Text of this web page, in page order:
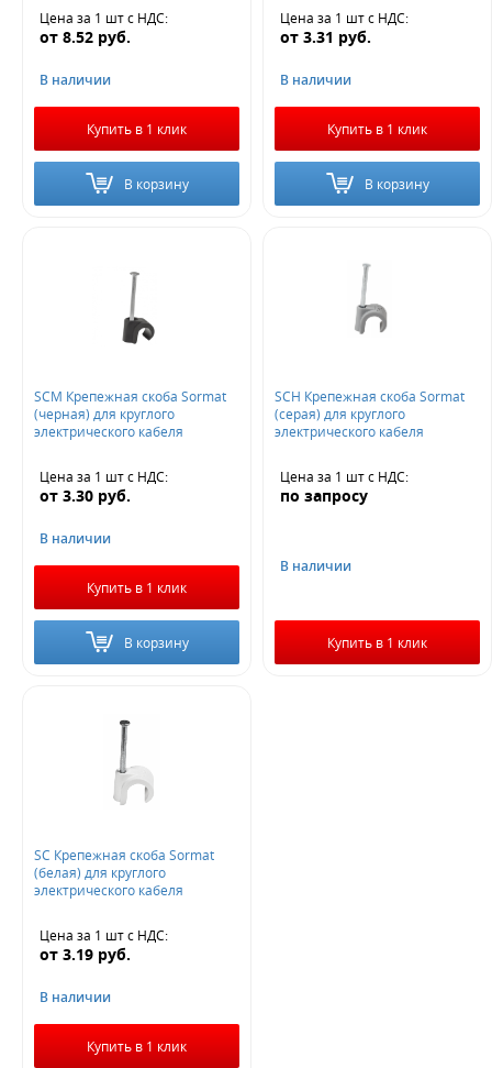
Цена за 1 штс НДС:
от 8.52 руб.
В наличии
Купить в 1 клик
В корзину
Цена за 1 штс НДС:
от 3.31 руб.
В наличии
Купить в 1 клик
В корзину
SCM Крепежная скоба Sormat
(черная) для круглого
электрического кабеля
Цена за 1 штс НДС:
от 3.30 руб.
В наличии
Купить в 1 клик
В корзину
SCH Крепежная скоба Sormat
(серая) для круглого
электрического кабеля
Цена за 1 штс НДС:
по запросу
В наличии
Купить в 1 клик
SC Крепежная скоба Sormat
(белая) для круглого
электрического кабеля
Цена за 1 штс НДС:
от 3.19 руб.
В наличии
Купить в 1 клик